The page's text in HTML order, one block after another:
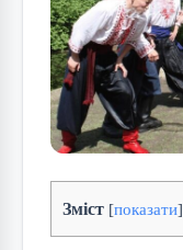
Зміст [показати]